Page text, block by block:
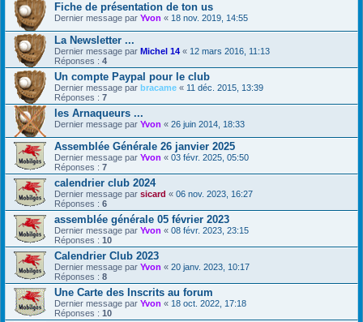
Fiche de présentation de ton us
Dernier message par Yvon « 18 nov. 2019, 14:55
La Newsletter ...
Dernier message par Michel 14 « 12 mars 2016, 11:13
Réponses : 4
Un compte Paypal pour le club
Dernier message par bracame « 11 déc. 2015, 13:39
Réponses : 7
les Arnaqueurs ...
Dernier message par Yvon « 26 juin 2014, 18:33
Assemblée Générale 26 janvier 2025
Dernier message par Yvon « 03 févr. 2025, 05:50
Réponses : 7
calendrier club 2024
Dernier message par sicard « 06 nov. 2023, 16:27
Réponses : 6
assemblée générale 05 février 2023
Dernier message par Yvon « 08 févr. 2023, 23:15
Réponses : 10
Calendrier Club 2023
Dernier message par Yvon « 20 janv. 2023, 10:17
Réponses : 8
Une Carte des Inscrits au forum
Dernier message par Yvon « 18 oct. 2022, 17:18
Réponses : 10